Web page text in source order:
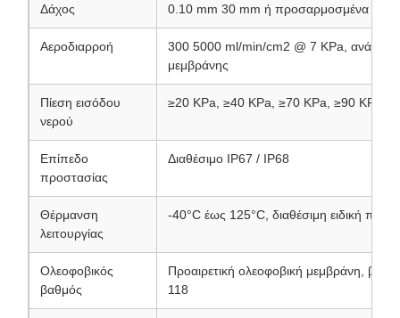
Δάχος 0.10 mm 30 mm ή προσαρμοσμένα
Αεροδιαρροή
300 5000 ml/min/cm2 @ 7 KPa, ανάλογα
μεμβράνης
Πίεση εισόδου
νερού
≥20 KPa, ≥40 KPa, ≥70 KPa, ≥90 KPa ή
Επίπεδο
προστασίας
Διαθέσιμο IP67 / IP68
Θέρμανση
λειτουργίας
-40°C έως 125°C, διαθέσιμη ειδική
Ολεοφοβικός
βαθμός
Προαιρετική ολεοφοβική μεμβράνη,
118